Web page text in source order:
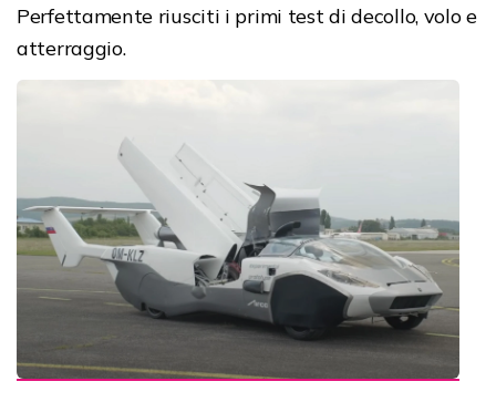
Perfettamente riusciti i primi test di decollo, volo e
atterraggio.